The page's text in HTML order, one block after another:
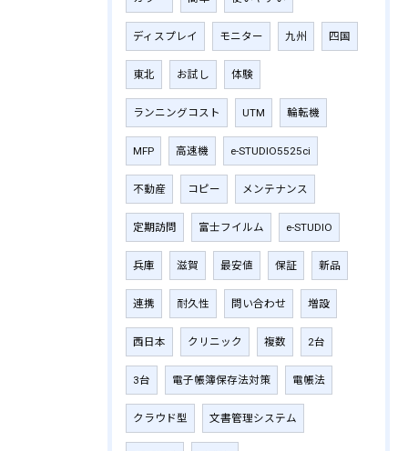
ディスプレイ モニター 九州 四国
東北 お試し 体験
ランニングコスト UTM 輪転機
MFP 高速機 e-STUDIO5525ci
不動産 コピー メンテナンス
定期訪問 富士フイルム e-STUDIO
兵庫 滋賀 最安値 保証 新品
連携 耐久性 問い合わせ 増設
西日本 クリニック 複数 2台
3台 電子帳簿保存法対策 電帳法
クラウド型 文書管理システム